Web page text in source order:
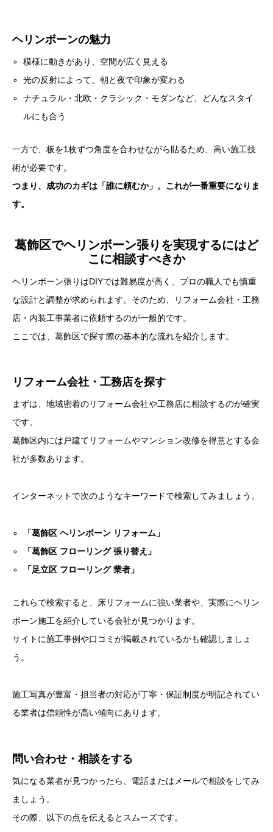
ヘリンボーンの魅力
模様に動きがあり、空間が広く見える
光の反射によって、朝と夜で印象が変わる
ナチュラル・北欧・クラシック・モダンなど、どんなスタイ
ルにも合う
一方で、板を1枚ずつ角度を合わせながら貼るため、高い施工技
術が必要です。
つまり、成功のカギは「誰に頼むか」。これが一番重要になりま
す。
葛飾区でヘリンボーン張りを実現するにはど
こに相談すべきか
ヘリンボーン張りはDIYでは難易度が高く、プロの職人でも慎重
な設計と調整が求められます。そのため、リフォーム会社・工務
店・内装工事業者に依頼するのが一般的です。
ここでは、葛飾区で探す際の基本的な流れを紹介します。
リフォーム会社・工務店を探す
まずは、地域密着のリフォーム会社や工務店に相談するのが確実
です。
葛飾区内には戸建てリフォームやマンション改修を得意とする会
社が多数あります。
インターネットで次のようなキーワードで検索してみましょう。
「葛飾区 ヘリンボーン リフォーム」
「葛飾区 フローリング 張り替え」
「足立区 フローリング 業者」
これらで検索すると、床リフォームに強い業者や、実際にヘリン
ボーン施工を紹介している会社が見つかります。
サイトに施工事例や口コミが掲載されているかも確認しましょ
う。
施工写真が豊富・担当者の対応が丁寧・保証制度が明記されてい
る業者は信頼性が高い傾向にあります。
問い合わせ・相談をする
気になる業者が見つかったら、電話またはメールで相談をしてみ
ましょう。
その際、以下の点を伝えるとスムーズです。